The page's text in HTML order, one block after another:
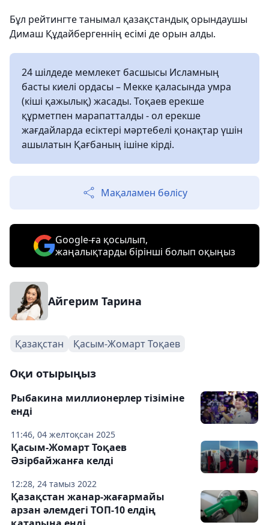
Бұл рейтингте танымал қазақстандық орындаушы
Димаш Құдайбергеннің есімі де орын алды.
24 шілдеде мемлекет басшысы Исламның
басты киелі ордасы – Мекке қаласында умра
(кіші қажылық) жасады. Тоқаев ерекше
құрметпен марапатталды - ол ерекше
жағдайларда есіктері мәртебелі қонақтар үшін
ашылатын Қағбаның ішіне кірді.
Мақаламен бөлісу
Google-ға қосылып,
жаңалықтарды бірінші болып оқыңыз
Айгерим Тарина
Қазақстан Қасым-Жомарт Тоқаев
Оқи отырыңыз
11:46, 04 желтоқсан 2025
Рыбакина миллионерлер тізіміне
енді
12:28, 24 тамыз 2022
Қасым-Жомарт Тоқаев
Әзірбайжанға келді
Қазақстан жанар-жағармайы
арзан әлемдегі ТОП-10 елдің